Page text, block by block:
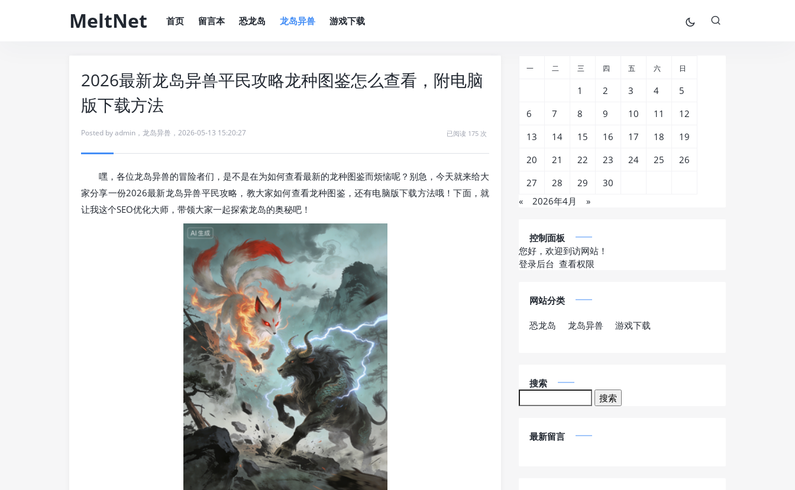
MeltNet 首页 留言本 恐龙岛 龙岛异兽 游戏下载
2026最新龙岛异兽平民攻略龙种图鉴怎么查看，附电脑
版下载方法
Posted byadmin ， 龙岛异兽 ， 2026-05-13 15:20:27 已阅读 175 次
嘿，各位龙岛异兽的冒险者们，是不是在为如何查看最新的龙种图鉴而烦恼呢？别急，今天就来给大
家分享一份2026最新龙岛异兽平民攻略，教大家如何查看龙种图鉴，还有电脑版下载方法哦！下面，就
让我这个SEO优化大师，带领大家一起探索龙岛的奥秘吧！
« 2026年4月 »
一 二 三 四 五 六 日
1 2 3 4
5
6
7 8 9 10 11
12
13
14 15 16 17 18
19
20
21 22 23 24 25
26
27
28 29 30
控制面板
您好，欢迎到访网站！
登录后台 查看权限
网站分类
恐龙岛 龙岛异兽 游戏下载
搜索
最新留言